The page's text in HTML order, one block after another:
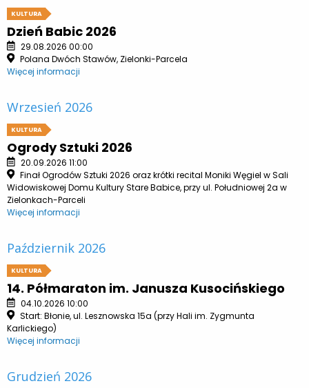
KULTURA
Dzień Babic 2026
29.08.2026 00:00
Polana Dwóch Stawów, Zielonki-Parcela
Więcej informacji
Wrzesień 2026
KULTURA
Ogrody Sztuki 2026
20.09.2026 11:00
Finał Ogrodów Sztuki 2026 oraz krótki recital Moniki Węgiel w Sali
Widowiskowej Domu Kultury Stare Babice, przy ul. Południowej 2a w
Zielonkach-Parceli
Więcej informacji
Październik 2026
KULTURA
14. Półmaraton im. Janusza Kusocińskiego
04.10.2026 10:00
Start: Błonie, ul. Lesznowska 15a (przy Hali im. Zygmunta
Karlickiego)
Więcej informacji
Grudzień 2026